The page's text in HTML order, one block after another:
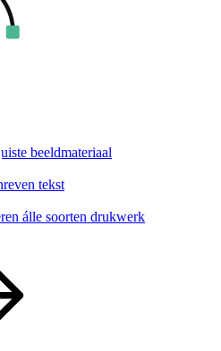
beeldmateriaal
tekst
álle soorten drukwerk